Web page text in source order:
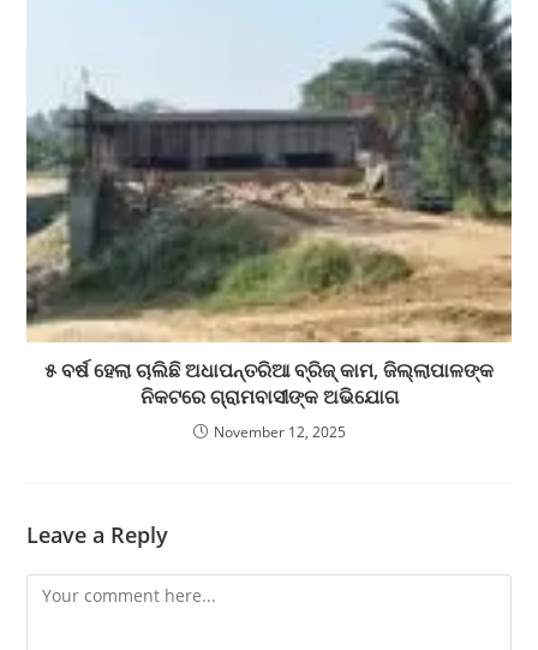
୫ ବର୍ଷ ହେଲା ଚାଲିଛି ଅଧାପନ୍ତରିଆ ବ୍ରିଜ୍ କାମ, ଜିଲ୍ଲାପାଳଙ୍କ
ନିକଟରେ ଗ୍ରାମବାସୀଙ୍କ ଅଭିଯୋଗ
November 12, 2025
Leave a Reply